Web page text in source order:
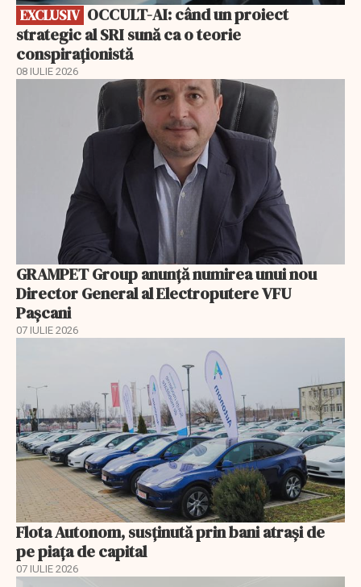
EXCLUSIV
strategic al SRI sună ca o teorie
conspiraționistă
08 IULIE 2026
GRAMPET Group anunță numirea unui nou
Director General al Electroputere VFU
Pașcani
07 IULIE 2026
Flota Autonom, susținută prin bani atrași de
pe piața de capital
07 IULIE 2026